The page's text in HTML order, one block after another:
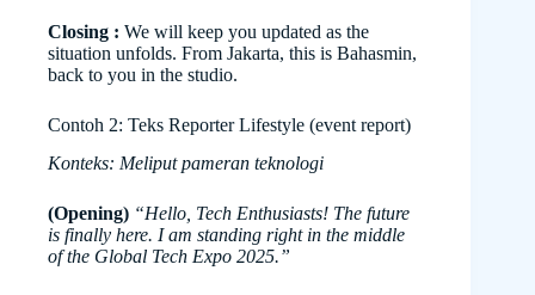
Closing : We will keep you updated as the
situation unfolds. From Jakarta, this is Bahasmin,
back to you in the studio.
Contoh 2: Teks Reporter Lifestyle (event report)
Konteks: Meliput pameran teknologi
(Opening) “Hello, Tech Enthusiasts! The future
is finally here. I am standing right in the middle
of the Global Tech Expo 2025.”